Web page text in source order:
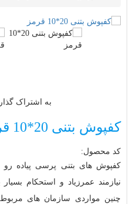
به اشتراک
کفپوش بتنی 20*10 قرمز
کد محصول:
کفپوش های بتنی پرسی پیاده
نیازمند عمرزیاد و استحکام بسیار
چنین مواردی سازمان های